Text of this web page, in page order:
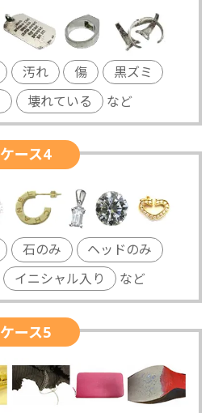
汚れ 傷
黒ズミ
壊れている など
ケース4
石のみ
ヘッドのみ
イニシャル入り など
ケース5